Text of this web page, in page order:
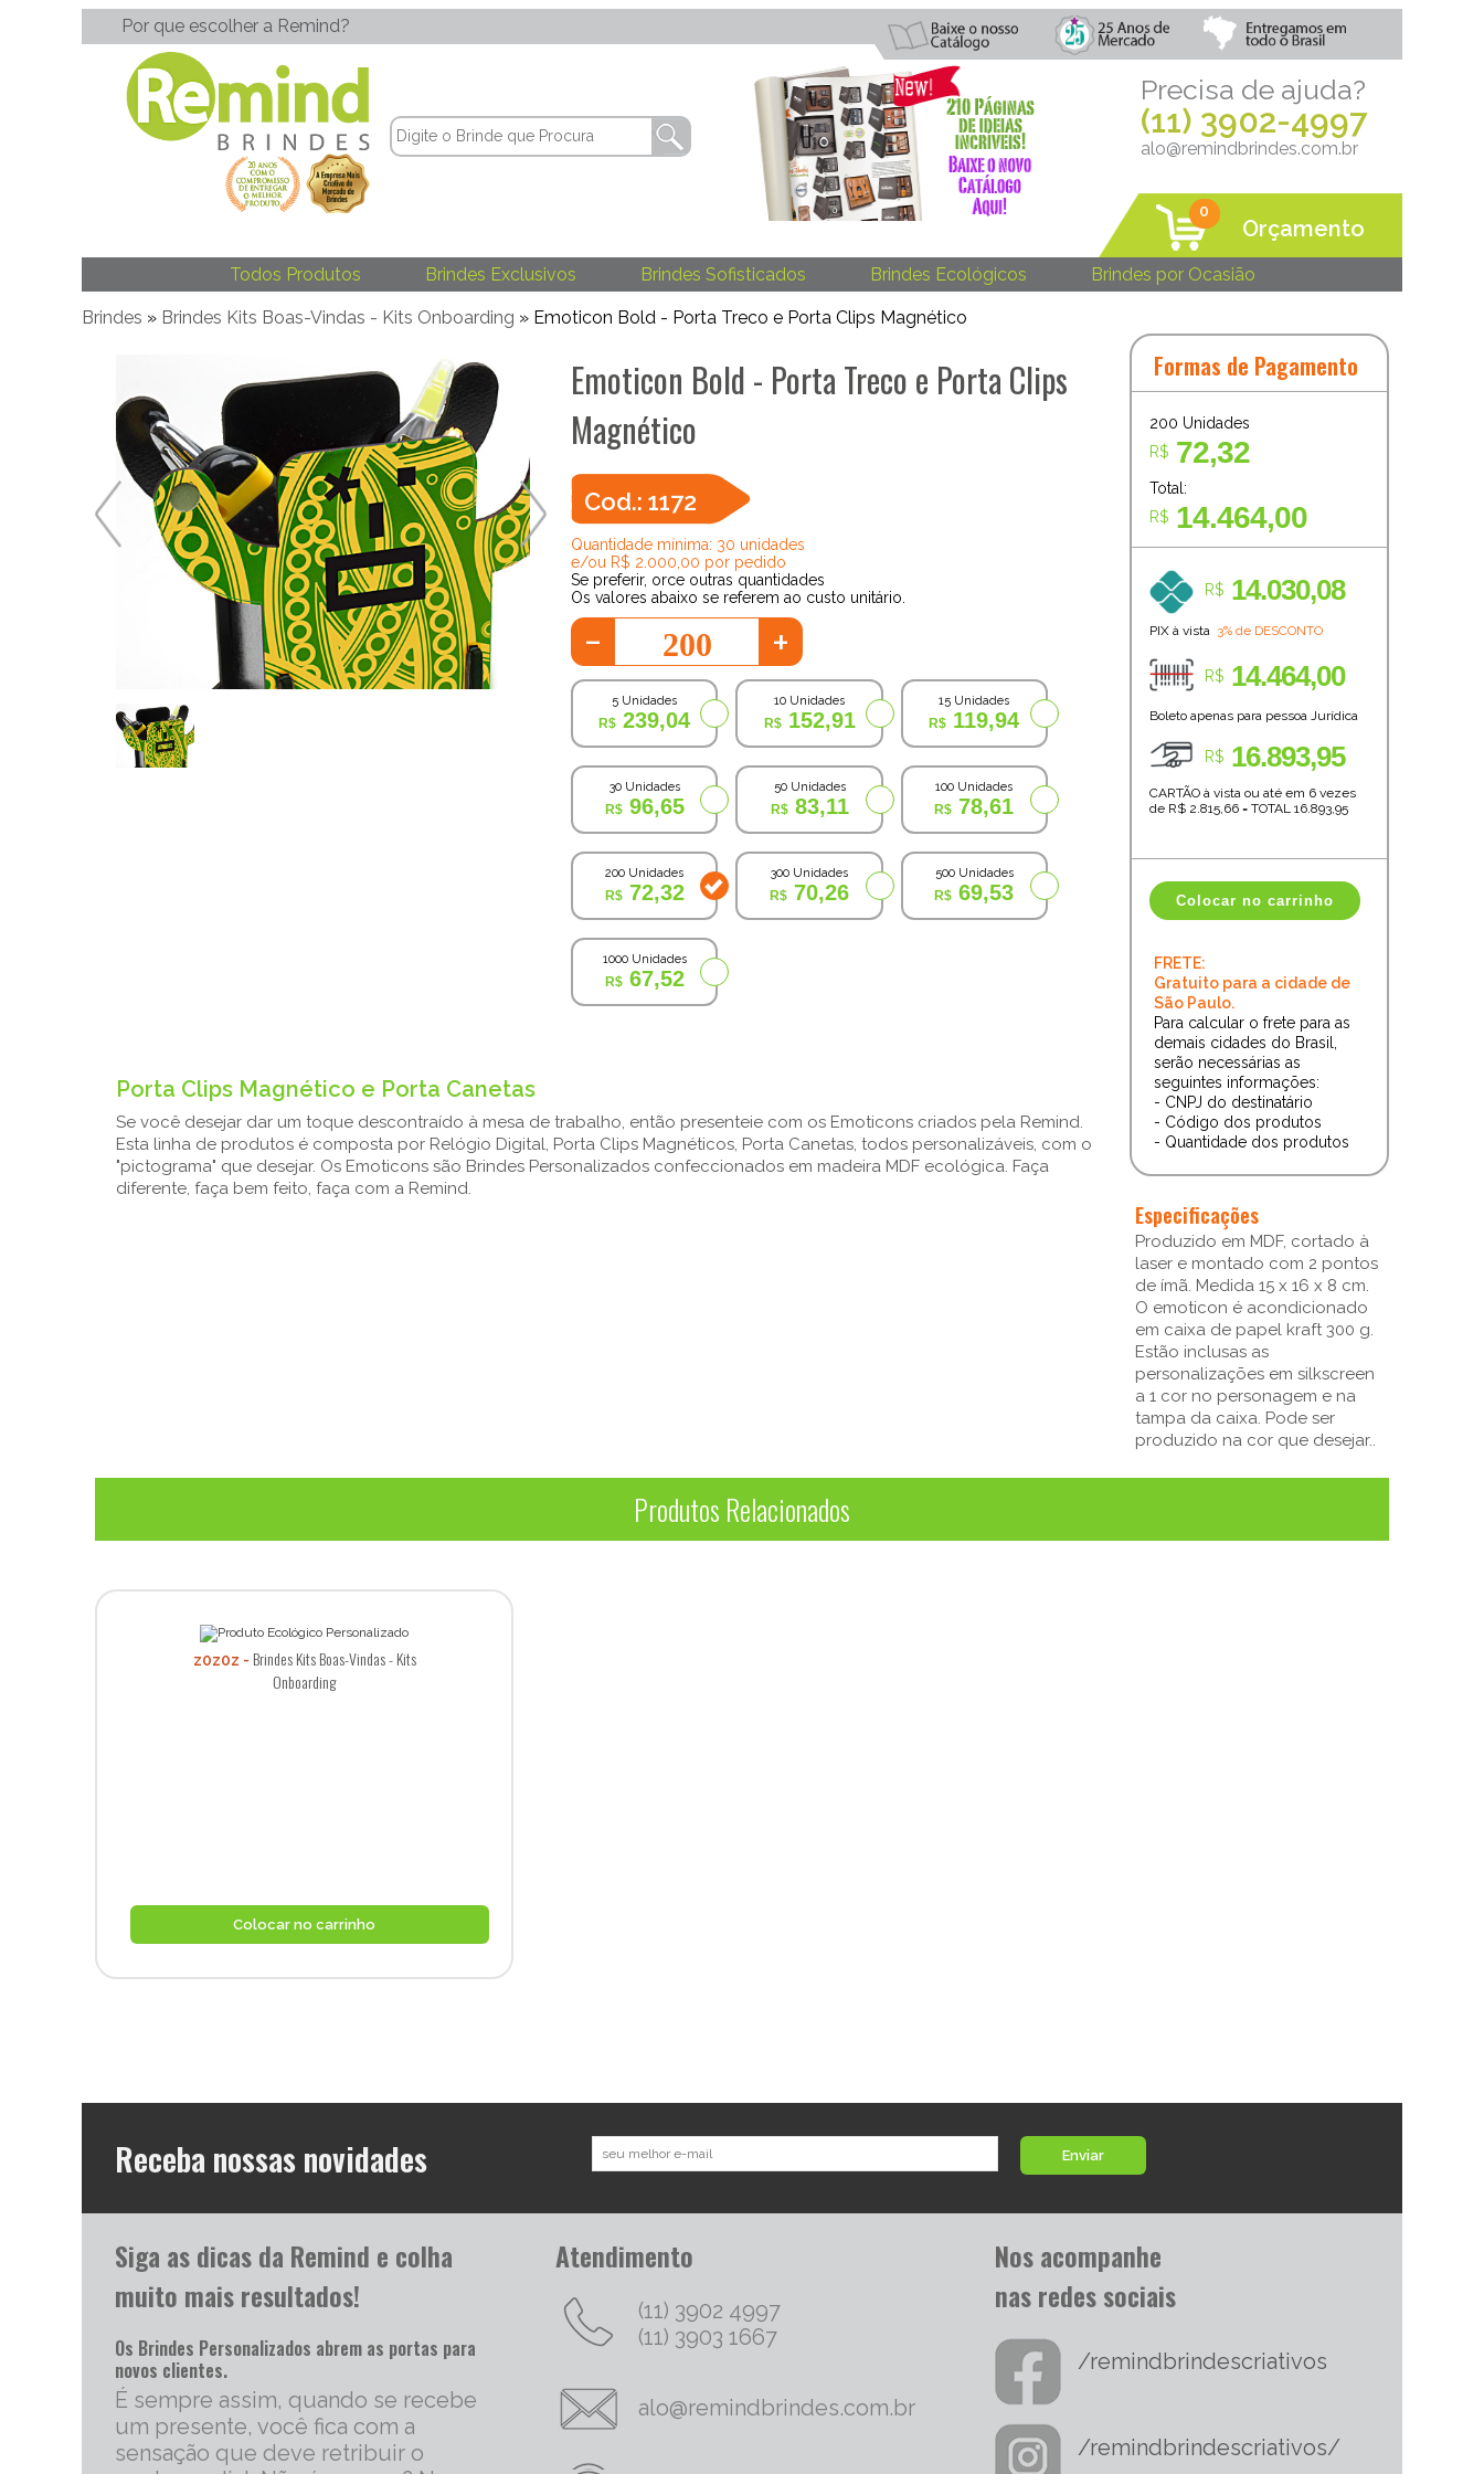
Por que escolher a Remind?
Precisa de ajuda?
(11) 3902-4997
alo@remindbrindes.com.br
0
Orçamento
Todos Produtos Brindes Exclusivos Brindes Sofisticados Brindes Ecológicos Brindes por Ocasião
Brindes » Brindes Kits Boas-Vindas - Kits Onboarding » Emoticon Bold - Porta Treco e Porta Clips Magnético
Emoticon Bold - Porta Treco e Porta Clips
Magnético
Cod.: 1172
Quantidade mínima: 30 unidades
e/ou R$ 2.000,00 por pedido
Se preferir, orce outras quantidades
Os valores abaixo se referem ao custo unitário.
- +
5 Unidades
239,04
10 Unidades
152,91
15 Unidades
119,94
30 Unidades
96,65
50 Unidades
83,11
100 Unidades
78,61
200 Unidades
72,32
300 Unidades
70,26
500 Unidades
69,53
1000 Unidades
67,52
Porta Clips Magnético e Porta Canetas
Se você desejar dar um toque descontraído à mesa de trabalho, então presenteie com os Emoticons criados pela Remind.
Esta linha de produtos é composta por Relógio Digital, Porta Clips Magnéticos, Porta Canetas, todos personalizáveis, com o
"pictograma" que desejar. Os Emoticons são Brindes Personalizados confeccionados em madeira MDF ecológica. Faça
diferente, faça bem feito, faça com a Remind.
Formas de Pagamento
200 Unidades
R$ 72,32
Total:
R$ 14.464,00
R$ 14.030,08
PIX à vista 3% de DESCONTO
R$ 14.464,00
Boleto apenas para pessoa Jurídica
R$ 16.893,95
CARTÃO à vista ou até em 6 vezes
de R$ 2.815,66 =TOTAL16.893,95
Colocar no carrinho
FRETE:
Gratuito para a cidade de
São Paulo.
Para calcular o frete para as
demais cidades do Brasil,
serão necessárias as
seguintes informações:
- CNPJ do destinatário
- Código dos produtos
- Quantidade dos produtos
Especificações
Produzido em MDF, cortado à
laser e montado com 2 pontos
de ímã. Medida 15 x 16 x 8 cm.
O emoticon é acondicionado
em caixa de papel kraft 300 g.
Estão inclusas as
personalizações em silkscreen
a 1 cor no personagem e na
tampa da caixa. Pode ser
produzido na cor que desejar..
Produtos Relacionados
z0z0z
Brindes Kits Boas-Vindas - Kits
Onboarding
Colocar no carrinho
Receba nossas novidades Enviar
Siga as dicas da Remind e colha
muito mais resultados!
Os Brindes Personalizados abrem as portas para
novos clientes.
É sempre assim, quando se recebe
um presente, você fica com a
sensação que deve retribuir o
Atendimento
(11) 3902 4997
(11) 3903 1667
alo@remindbrindes.com.br
Nos acompanhe
nas redes sociais
/remindbrindescriativos
/remindbrindescriativos/